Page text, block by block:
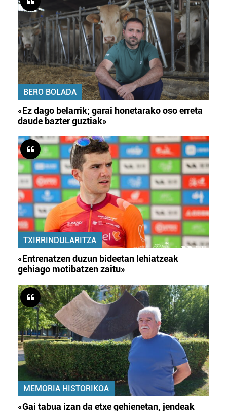
BERO BOLADA
«Ez dago belarrik; garai honetarako oso erreta
daude bazter guztiak»
TXIRRINDULARITZA
«Entrenatzen duzun bideetan lehiatzeak
gehiago motibatzen zaitu»
MEMORIA HISTORIKOA
«Gai tabua izan da etxe gehienetan, jendeak